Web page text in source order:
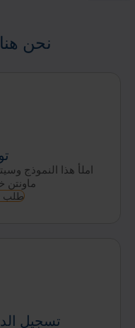
نحن
املأ هذا النموذج
ماونتن
طلب
تسجيل